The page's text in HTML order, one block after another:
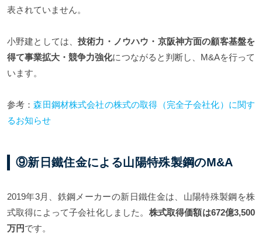
表されていません。
小野建としては、技術力・ノウハウ・京阪神方面の顧客基盤を
得て事業拡大・競争力強化につながると判断し、M&Aを行って
います。
参考：森田鋼材株式会社の株式の取得（完全子会社化）に関す
るお知らせ
⑨新日鐵住金による山陽特殊製鋼のM&A
2019年3月、鉄鋼メーカーの新日鐵住金は、山陽特殊製鋼を株
式取得によって子会社化しました。 株式取得価額は672億3,500
万円です。